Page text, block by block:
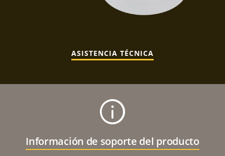
ASISTENCIA TÉCNICA
Información de soporte del producto